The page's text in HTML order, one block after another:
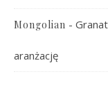
Mongolian -
aranżację